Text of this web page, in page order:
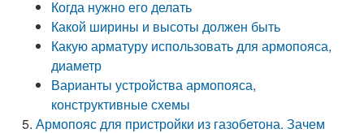
Когда нужно его делать
Какой ширины и высоты должен быть
Какую арматуру использовать для армопояса,
диаметр
Варианты устройства армопояса,
конструктивные схемы
Армопояс для пристройки из газобетона. Зачем